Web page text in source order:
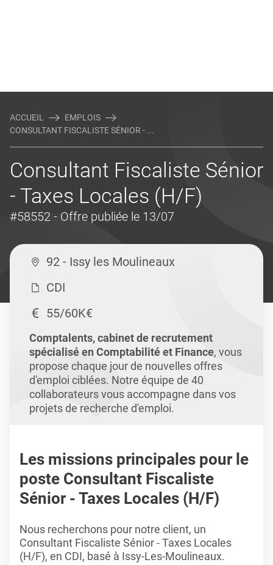
ACCUEIL
EMPLOIS
CONSULTANT FISCALISTE SÉNIOR - ...
Consultant Fiscaliste Sénior
- Taxes Locales (H/F)
#58552 - Offre publiée le 13/07
92 - Issy les Moulineaux
CDI
55/60K€
Comptalents, cabinet de recrutement
spécialisé en Comptabilité et Finance, vous
propose chaque jour de nouvelles offres
d'emploi ciblées. Notre équipe de 40
collaborateurs vous accompagne dans vos
projets de recherche d'emploi.
Les missions principales pour le
poste Consultant Fiscaliste
Sénior - Taxes Locales (H/F)
Nous recherchons pour notre client, un
Consultant Fiscaliste Sénior - Taxes Locales
(H/F), en CDI, basé à Issy-Les-Moulineaux.